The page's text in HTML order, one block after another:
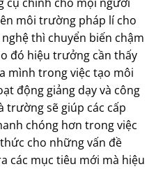
môi trường pháp lí cho
thì chuyển biến chậm
đó hiệu trưởng cần thấy
mình trong việc tạo môi
động giảng dạy và công
trường sẽ giúp các cấp
chóng hơn trong việc
cho những vấn đề
các mục tiêu mới mà hiệu